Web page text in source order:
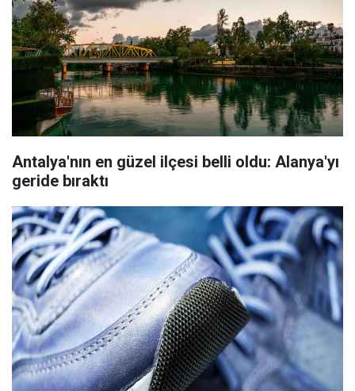
Antalya'nın en güzel ilçesi belli oldu: Alanya'yı
geride bıraktı